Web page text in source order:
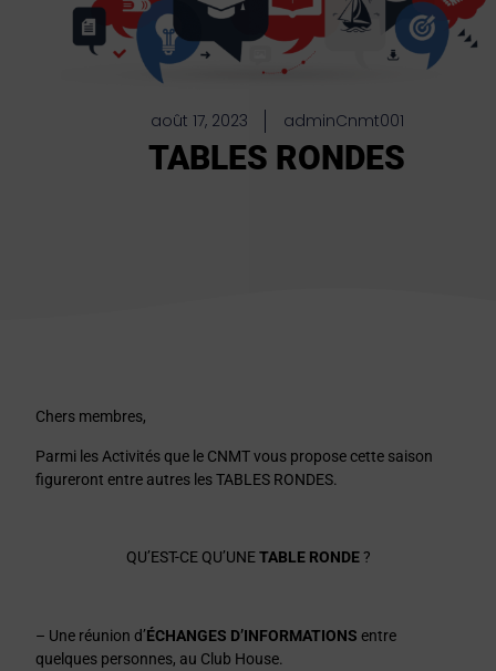
août 17, 2023 adminCnmt001
TABLES RONDES
Chers membres,
Parmi les Activités que le CNMT vous propose cette saison
figureront entre autres les TABLES RONDES.
QU’EST-CE QU’UNETABLE RONDE?
– Une réunion d’ÉCHANGES D’INFORMATIONS entre
quelques personnes, au Club House.